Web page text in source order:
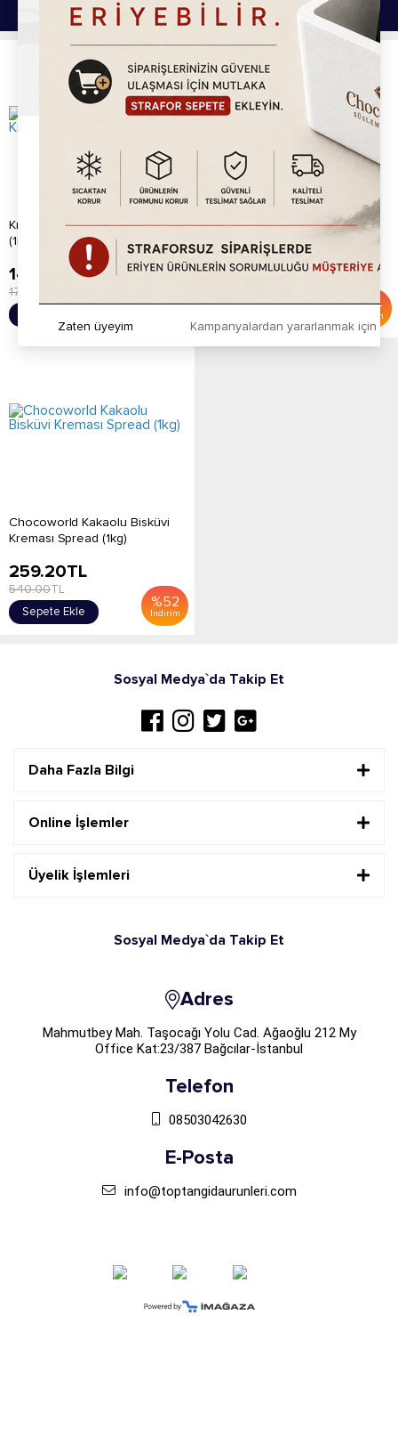
Bu Ürünlerde İlginizi Çekebilir.
Krokantlı Fındık Lokum Kreması
(1kg)
%15
149.20 TL
175.00
Specofix Lokum Kreması (1kg)
%44
İndirim
445.20TL
Chocoworld Kakaolu Bisküvi
Kreması Spread (1kg)
%52
İndirim
259.20TL
540.00TL
Sepete Ekle
Sosyal Medya`da Takip Et
Daha Fazla Bilgi
Online İşlemler
Üyelik İşlemleri
Sosyal Medya`da Takip Et
Adres
Mahmutbey Mah. Taşocağı Yolu Cad. Ağaoğlu 212 My
Office Kat:23/387 Bağcılar-İstanbul
Telefon
08503042630
E-Posta
info@toptangidaurunleri.com
Kampanyalardan yararlanmak için
Zaten üyeyim